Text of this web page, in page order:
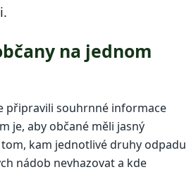
na jednom
připravili souhrnné informace
je, aby občané měli jasný
kam jednotlivé druhy odpadu
nádob nevhazovat a kde